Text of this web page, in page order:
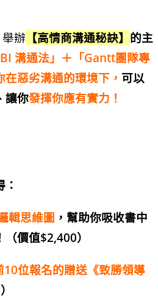
辦 【高情商溝通秘訣】 的主
溝通法」＋「Gantt團隊專
惡劣溝通的環境下， 可以
讓你發揮你應有實力！
輯思維圖 ，幫助你吸收書中
價值$2,400）
10位報名的贈送《致勝領導